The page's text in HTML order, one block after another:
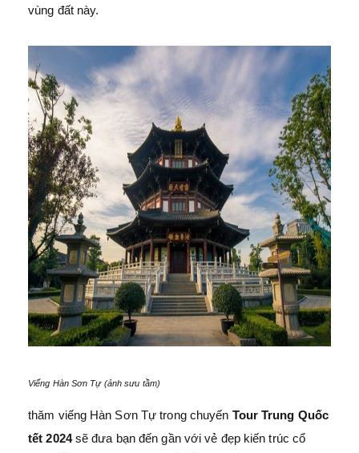
vùng đất này.
Viếng Hàn Sơn Tự (ảnh sưu tầm)
thăm viếng Hàn Sơn Tự trong chuyến Tour Trung Quốc
tết 2024 sẽ đưa bạn đến gần với vẻ đẹp kiến trúc cổ